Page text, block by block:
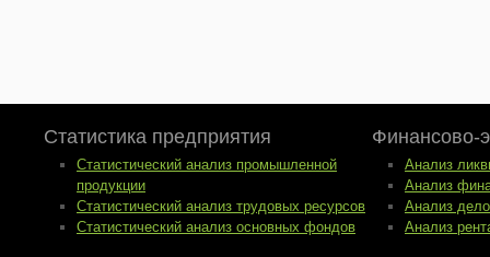
Статистика предприятия
Статистический анализ промышленной
продукции
Статистический анализ трудовых ресурсов
Статистический анализ основных фондов
Финансово-
Анализ
Анализ
Анализ
Анализ